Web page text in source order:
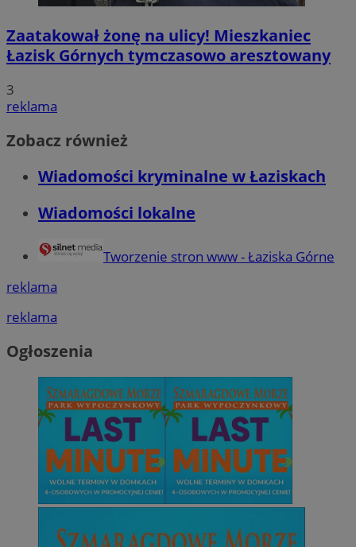
Zaatakował żonę na ulicy! Mieszkaniec
Łazisk Górnych tymczasowo aresztowany
3
reklama
Zobacz również
Wiadomości kryminalne w Łaziskach
Wiadomości lokalne
Tworzenie stron www - Łaziska Górne
reklama
reklama
Ogłoszenia